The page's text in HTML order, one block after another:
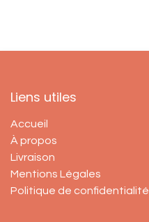
Liens utiles
Accueil
À propos
Livraison
Mentions Légales
Politique de confidentialité